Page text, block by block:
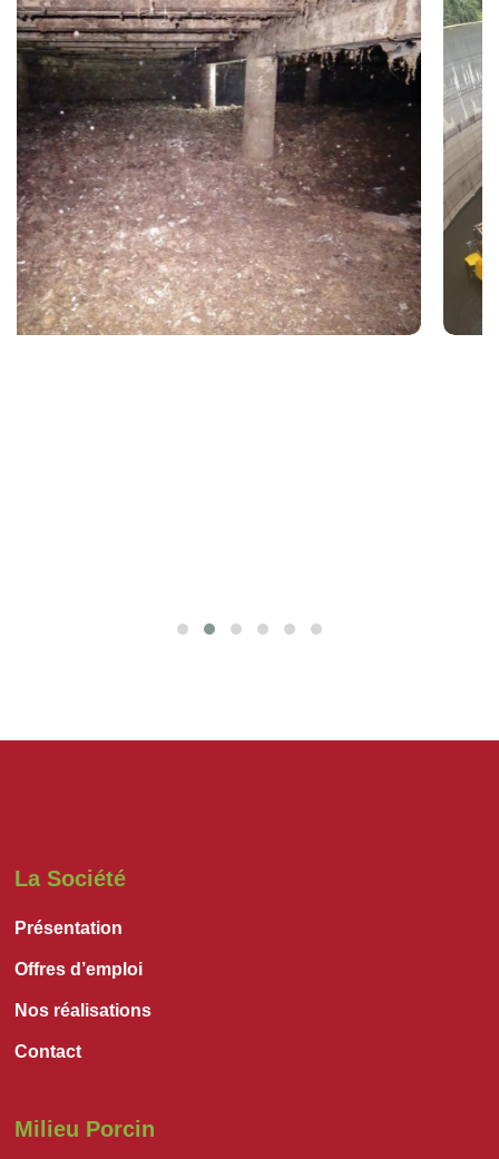
La Société
Présentation
Offres d’emploi
Nos réalisations
Contact
Milieu Porcin